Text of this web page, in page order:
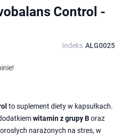
Control -
Indeks ALG0025
to suplement diety w kapsułkach.
witamin z grupy Boraz
narażonych na stres, w